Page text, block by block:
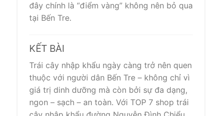
đây chính là “điểm vàng” không nên bỏ qua
tại Bến Tre.
KẾT BÀI
Trái cây nhập khẩu ngày càng trở nên quen
thuộc với người dân Bến Tre – không chỉ vì
giá trị dinh dưỡng mà còn bởi sự đa dạng,
ngon – sạch – an toàn. Với TOP 7 shop trái